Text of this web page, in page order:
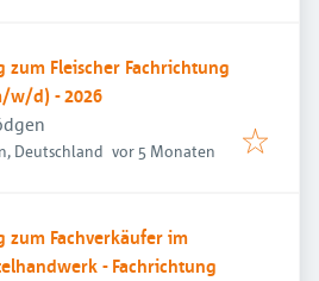
zum Fleischer Fachrichtung
w/d) - 2026
Deutschland Veröffentlicht:
vor 5 Monaten
zum Fachverkäufer im
- Fachrichtung